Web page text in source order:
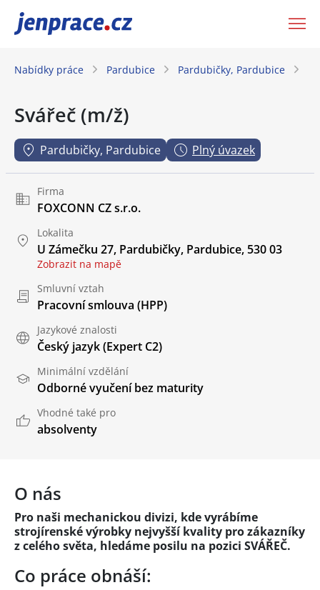
JenPráce.cz
Nabídky práce Pardubice Pardubičky, Pardubice
Svářeč (m/ž)
Pardubičky, Pardubice Plný úvazek
Firma
FOXCONN CZ s.r.o.
Lokalita
U Zámečku 27, Pardubičky, Pardubice, 530 03
Zobrazit na mapě
Smluvní vztah
Pracovní smlouva (HPP)
Jazykové znalosti
Český jazyk(Expert C2)
Minimální vzdělání
Odborné vyučení bez maturity
Vhodné také pro
absolventy
O nás
Pro naši mechanickou divizi, kde vyrábíme
strojírenské výrobky nejvyšší kvality pro zákazníky
z celého světa, hledáme posilu na pozici SVÁŘEČ.
Co práce obnáší: